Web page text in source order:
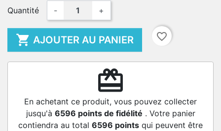
Quantité - +
 AJOUTER AU PANIER favorite_border
redeem
En achetant ce produit, vous pouvez collecter
jusqu'à 6596 points de fidélité . Votre panier
contiendra au total 6596 points qui peuvent être